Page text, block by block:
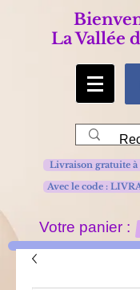
La Vallée
Avec le code :
Livraison gratuite à
Votre panier :